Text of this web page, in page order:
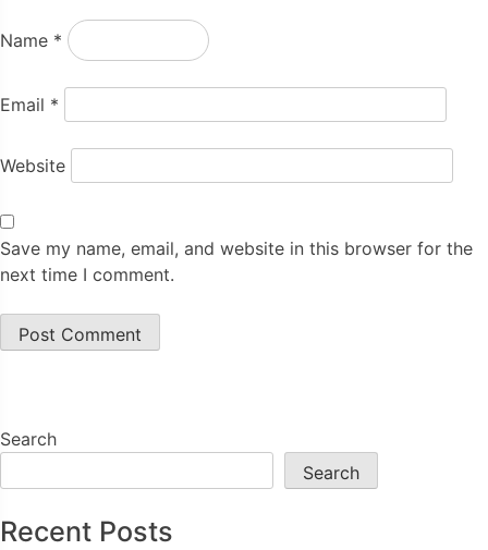
Name *
Email *
Website
Save my name, email, and website in this browser for the
next time I comment.
Search
Search
Recent Posts